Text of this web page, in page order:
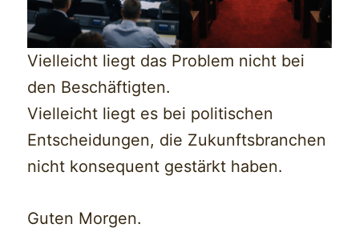
Vielleicht liegt das Problem nicht bei
den Beschäftigten.
Vielleicht liegt es bei politischen
Entscheidungen, die Zukunftsbranchen
nicht konsequent gestärkt haben.
Guten Morgen.